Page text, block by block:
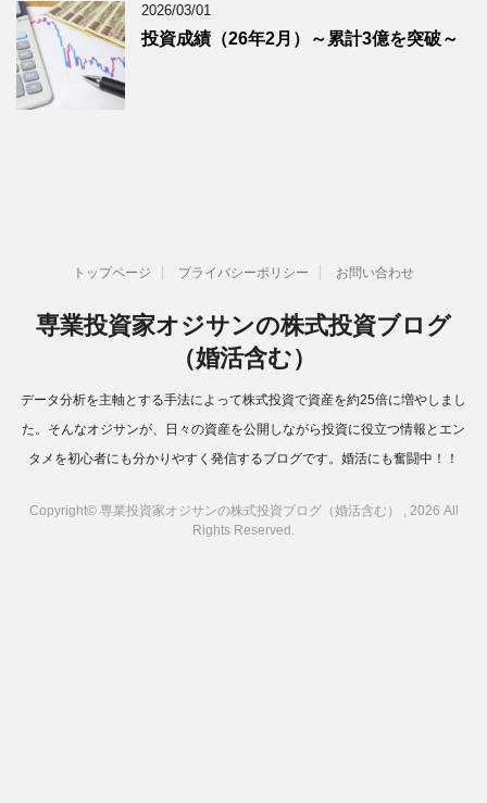
2026/03/01
投資成績（26年2月）～累計3億を突破～
トップページ プライバシーポリシー お問い合わせ
専業投資家オジサンの株式投資ブログ
（婚活含む）
データ分析を主軸とする手法によって株式投資で資産を約25倍に増やしまし
た。そんなオジサンが、日々の資産を公開しながら投資に役立つ情報とエン
タメを初心者にも分かりやすく発信するブログです。婚活にも奮闘中！！
Copyright© 専業投資家オジサンの株式投資ブログ（婚活含む） , 2026 All
Rights Reserved.